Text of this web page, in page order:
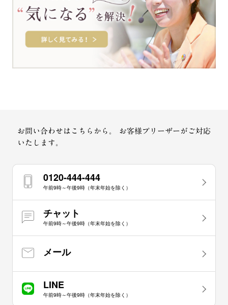
お問い合わせはこちらから。
お客様プリーザーがご対応
いたします。
0120-444-444
午前9時～午後9時（年末年始を除く）
チャット
午前9時～午後9時（年末年始を除く）
メール
LINE
午前9時～午後9時（年末年始を除く）